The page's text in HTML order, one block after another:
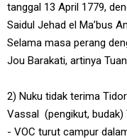
tanggal 13 April 1779,
Saidul Jehad el Ma’bus
Selama masa perang
Jou Barakati, artinya
2) Nuku tidak terima
Vassal (pengikut, budak)
- VOC turut campur